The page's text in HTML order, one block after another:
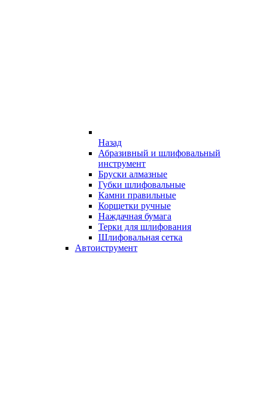
Назад
Абразивный и шлифовальный
инструмент
Бруски алмазные
Губки шлифовальные
Камни правильные
Корщетки ручные
Наждачная бумага
Терки для шлифования
Шлифовальная сетка
Автоиструмент